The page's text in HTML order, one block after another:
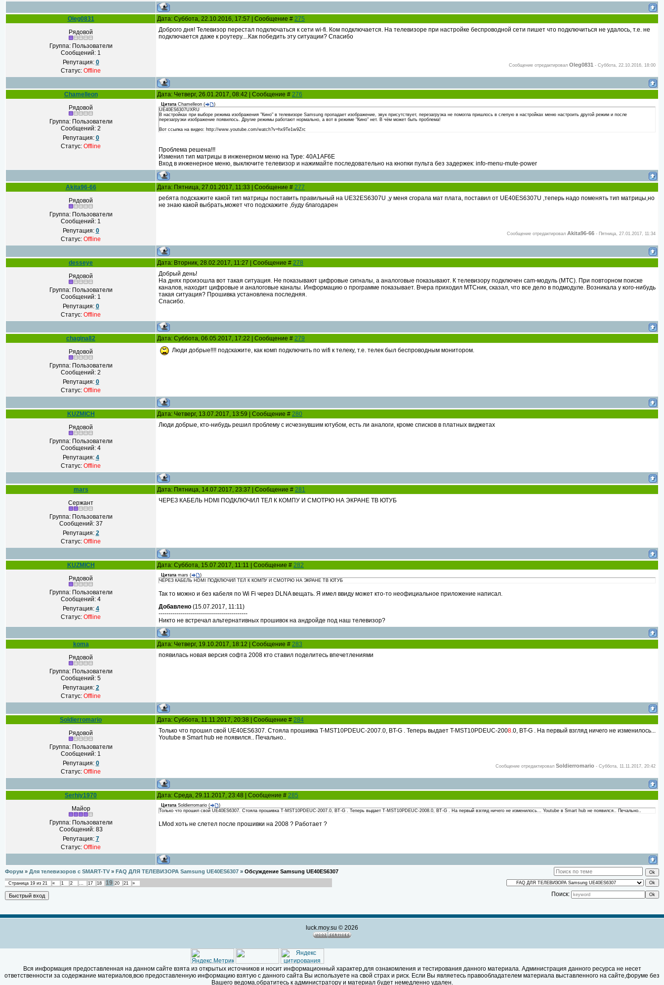
Oleg0831 Дата: Суббота, 22.10.2016, 17:57 | Сообщение # 275
Рядовой
Группа: Пользователи
Сообщений: 1
Репутация: 0
Статус: Offline
Доброго дня! Телевизор перестал подключаться к сети wi-fi. Ком подключается. На телевизоре при настройке беспроводной сети пишет что подключиться не удалось, т.е. не
подключается даже к роутеру....Как победить эту ситуации? Спасибо
Сообщение отредактировал Oleg0831 - Суббота, 22.10.2016, 18:00
Chamelleon Дата: Четверг, 26.01.2017, 08:42 | Сообщение # 276
Рядовой
Группа: Пользователи
Сообщений: 2
Репутация: 0
Статус: Offline
Цитата Chamelleon (
)
UE40ES6307UXRU
В настройках при выборе режима изображения "Кино" в телевизоре Samsung пропадает изображение, звук присутствует, перезагрузка не помогла пришлось в слепую в настройках меню настроить другой режим и после
перезагрузки изображение появилось. Другие режимы работают нормально, а вот в режиме "Кино" нет. В чём может быть проблема!
Вот ссылка на видео: http://www.youtube.com/watch?v=hx9Te1w9Zrc
Проблема решена!!!
Изменил тип матрицы в инженерном меню на Type: 40A1AF6E
Вход в инженерное меню, выключите телевизор и нажимайте последовательно на кнопки пульта без задержек: info-menu-mute-power
Akita96-66 Дата: Пятница, 27.01.2017, 11:33 | Сообщение # 277
Рядовой
Группа: Пользователи
Сообщений: 1
Репутация: 0
Статус: Offline
ребята подскажите какой тип матрицы поставить правильный на UE32ES6307U ,у меня сгорала мат плата, поставил от UE40ES6307U ,теперь надо поменять тип матрицы,но
не знаю какой выбрать,может что подскажите ,буду благодарен
Сообщение отредактировал Akita96-66 - Пятница, 27.01.2017, 11:34
desseye Дата: Вторник, 28.02.2017, 11:27 | Сообщение # 278
Рядовой
Группа: Пользователи
Сообщений: 1
Репутация: 0
Статус: Offline
Добрый день!
На днях произошла вот такая ситуация. Не показывают цифровые сигналы, а аналоговые показывают. К телевизору подключен cam-модуль (МТС). При повторном поиске
каналов, находит цифровые и аналоговые каналы. Информацию о программе показывает. Вчера приходил МТСник, сказал, что все дело в подмодуле. Возникала у кого-нибудь
такая ситуация? Прошивка установлена последняя.
Спасибо.
chagina82 Дата: Суббота, 06.05.2017, 17:22 | Сообщение # 279
Рядовой
Группа: Пользователи
Сообщений: 2
Репутация: 0
Статус: Offline
Люди добрые!!!! подскажите, как комп подключить по wifi к телеку, т.е. телек был беспроводным монитором.
KUZMICH Дата: Четверг, 13.07.2017, 13:59 | Сообщение # 280
Рядовой
Группа: Пользователи
Сообщений: 4
Репутация: 4
Статус: Offline
Люди добрые, кто-нибудь решил проблему с исчезнувшим ютубом, есть ли аналоги, кроме списков в платных виджетах
mars Дата: Пятница, 14.07.2017, 23:37 | Сообщение # 281
Сержант
Группа: Пользователи
Сообщений: 37
Репутация: 2
Статус: Offline
ЧЕРЕЗ КАБЕЛЬ HDMI ПОДКЛЮЧИЛ ТЕЛ К КОМПУ И СМОТРЮ НА ЭКРАНЕ ТВ ЮТУБ
KUZMICH Дата: Суббота, 15.07.2017, 11:11 | Сообщение # 282
Рядовой
Группа: Пользователи
Сообщений: 4
Репутация: 4
Статус: Offline
Цитата mars (
)
ЧЕРЕЗ КАБЕЛЬ HDMI ПОДКЛЮЧИЛ ТЕЛ К КОМПУ И СМОТРЮ НА ЭКРАНЕ ТВ ЮТУБ
Так то можно и без кабеля по Wi Fi через DLNA вещать. Я имел ввиду может кто-то неофициальное приложение написал.
Добавлено (15.07.2017, 11:11)
---------------------------------------------
Никто не встречал альтернативных прошивок на андройде под наш телевизор?
koma Дата: Четверг, 19.10.2017, 18:12 | Сообщение # 283
Рядовой
Группа: Пользователи
Сообщений: 5
Репутация: 2
Статус: Offline
появилась новая версия софта 2008 кто ставил поделитесь впечетлениями
Soldierromario Дата: Суббота, 11.11.2017, 20:38 | Сообщение # 284
Рядовой
Группа: Пользователи
Сообщений: 1
Репутация: 0
Статус: Offline
Только что прошил свой UE40ES6307. Стояла прошивка T-MST10PDEUC-2007.0, BT-G . Теперь выдает T-MST10PDEUC-2008.0, BT-G . На первый взгляд ничего не изменилось...
Youtube в Smart hub не появился.. Печально..
Сообщение отредактировал Soldierromario - Суббота, 11.11.2017, 20:42
Serhiy1970 Дата: Среда, 29.11.2017, 23:48 | Сообщение # 285
Майор
Группа: Пользователи
Сообщений: 83
Репутация: 7
Статус: Offline
Цитата Soldierromario (
)
Только что прошил свой UE40ES6307. Стояла прошивка T-MST10PDEUC-2007.0, BT-G . Теперь выдает T-MST10PDEUC-2008.0, BT-G . На первый взгляд ничего не изменилось... Youtube в Smart hub не появился.. Печально..
LMod хоть не слетел после прошивки на 2008 ? Работает ?
Форум » Для телевизоров с SMART-TV » FAQ ДЛЯ ТЕЛЕВИЗОРА Samsung UE40ES6307 » Обсуждение Samsung UE40ES6307
Страница 19 из 21 « 1 2 … 17 18 19 20 21 »
Поиск:
luck.moy.su © 2026
Вся информация предоставленная на данном сайте взята из открытых источников и носит информационный характер,для ознакомления и тестирования данного материала. Администрация данного ресурса не несет
ответственности за содержание материалов,всю предоставленную информацию взятую с данного сайта Вы используете на свой страх и риск. Если Вы являетесь правообладателем материала выставленного на сайте,форуме без
Вашего ведома,обратитесь к администратору и материал будет немедленно удален.